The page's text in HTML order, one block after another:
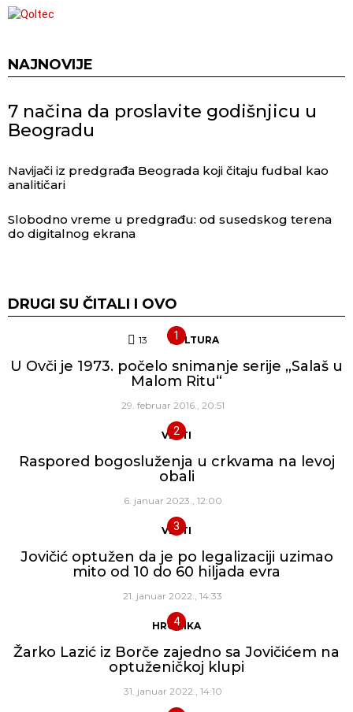
NAJNOVIJE
7 načina da proslavite godišnjicu u
Beogradu
Navijači iz predgrađa Beograda koji čitaju fudbal kao
analitičari
Slobodno vreme u predgrađu: od susedskog terena
do digitalnog ekrana
DRUGI SU ČITALI I OVO
13 Komentara
KULTURA
U Ovči je 1973. počelo snimanje serije „Salaš u
Malom Ritu“
29. februar 2016., 20:51
VESTI
Raspored bogosluženja u crkvama na levoj
obali
6. januar 2023., 12:00
VESTI
Jovičić optužen da je po legalizaciji uzimao
mito od 10 do 60 hiljada evra
21. januar 2022., 14:33
HRONIKA
Žarko Lazić iz Borče zajedno sa Jovičićem na
optuženičkoj klupi
31. januar 2022., 14:10